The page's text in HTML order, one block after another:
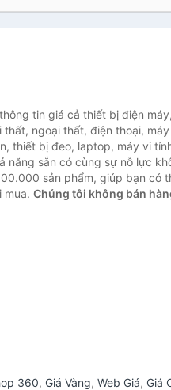
tin giá cả thiết bị điện máy,
ngoại thất, điện thoại, máy
thiết bị đeo, laptop, máy vi
năng sẵn có cùng sự nỗ lực
sản phẩm, giúp bạn có
mua. Chúng tôi không bán
360, Giá Vàng, Web Giá, Giá